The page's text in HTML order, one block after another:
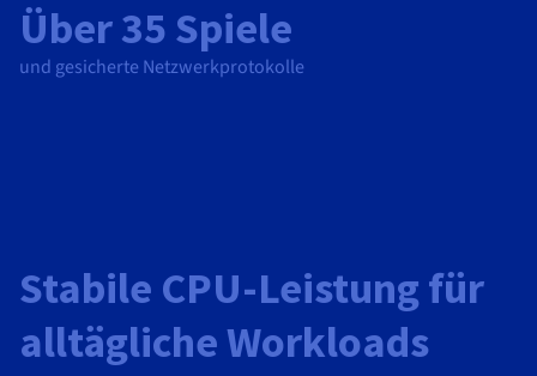
Über 35 Spiele
und gesicherte Netzwerkprotokolle
Stabile CPU-Leistung für
alltägliche Workloads